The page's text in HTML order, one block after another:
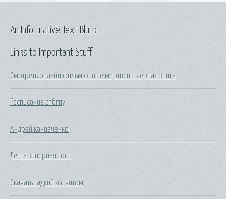
Links to Important Stuff
Смотреть онлайн фильм живые мертвецы черная книга
Расписание спбгпу
Андрей канивченко
Лента киперная гост
Скачать гадкий я с читом
An Informative Text Blurb